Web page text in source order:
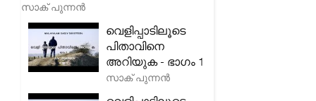
സാക് പുന്നൻ
വെളിപ്പാടിലൂടെ
പിതാവിനെ
അറിയുക - ഭാഗം 1
സാക് പുന്നൻ